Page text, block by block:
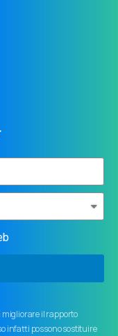
migliorare il rapporto
infatti possono sostituire